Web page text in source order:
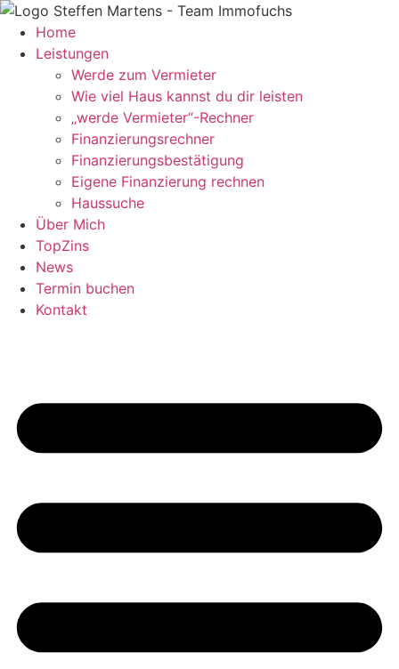
Zum
Inhalt
springen
Home
Leistungen
Werde zum Vermieter
Wie viel Haus kannst du dir leisten
„werde Vermieter“-Rechner
Finanzierungsrechner
Finanzierungsbestätigung
Eigene Finanzierung rechnen
Haussuche
Über Mich
TopZins
News
Termin buchen
Kontakt